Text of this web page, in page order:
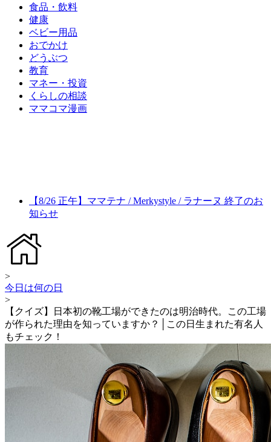
食品・飲料
健康
ベビー用品
おでかけ
どうぶつ
教育
マネー・投資
くらしの相談
ママコマ漫画
【8/26 正午】ママテナ / Merkystyle / ラナーヌ 終了のお
知らせ
>
今日は何の日
>
【クイズ】日本初の靴工場ができたのは明治時代。この工場
が作られた理由を知っていますか？│この日生まれた有名人
もチェック！